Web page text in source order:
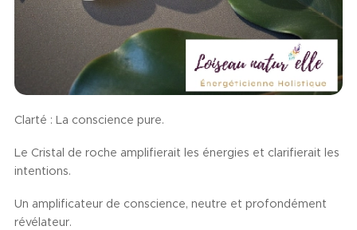
Clarté : La conscience pure.
Le Cristal de roche amplifierait les énergies et clarifierait les
intentions.
Un amplificateur de conscience, neutre et profondément
révélateur.